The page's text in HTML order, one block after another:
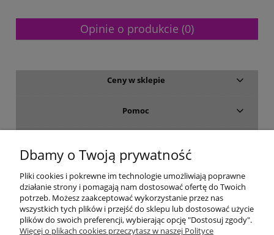
Opinie o produkcie (0)
Ceny w sklepie
Pomoc
Moje konto
Gwarancja i zwroty
O firmie
Dbamy o Twoją prywatność
Pliki cookies i pokrewne im technologie umożliwiają poprawne
działanie strony i pomagają nam dostosować ofertę do Twoich
potrzeb. Możesz zaakceptować wykorzystanie przez nas
wszystkich tych plików i przejść do sklepu lub dostosować użycie
plików do swoich preferencji, wybierając opcję "Dostosuj zgody".
Więcej o plikach cookies przeczytasz w naszej Polityce